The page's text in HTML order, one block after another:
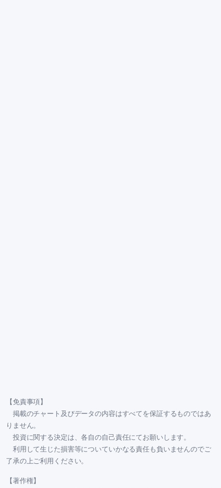
【免責事項】
掲載のチャート及びデータの内容はすべてを保証するものではあ
りません。
投資に関する決定は、各自の自己責任にてお願いします。
利用して生じた損害等についていかなる責任も負いませんのでご
了承の上ご利用ください。
【著作権】